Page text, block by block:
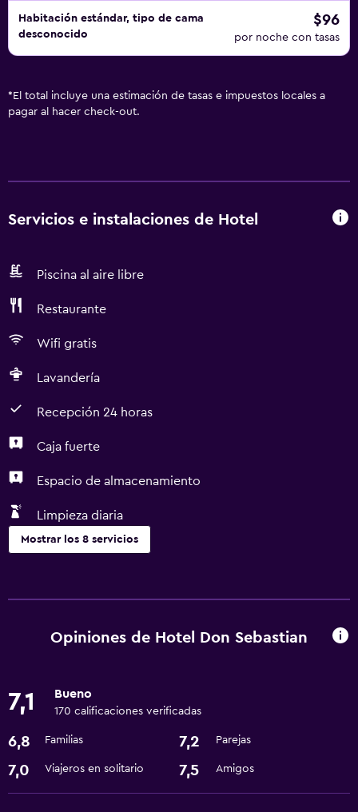
Habitación estándar, tipo de cama
desconocido
$96
por noche con tasas
* El total incluye una estimación de tasas e impuestos locales a
pagar al hacer check-out.
Servicios e instalaciones de Hotel
Piscina al aire libre
Restaurante
Wifi gratis
Lavandería
Recepción 24 horas
Caja fuerte
Espacio de almacenamiento
Limpieza diaria
Mostrar los 8 servicios
Caja fuerte
Lavandería
Comedor
Restaurante
Opiniones de Hotel Don Sebastian
7,1 Bueno
170 calificaciones verificadas
6,8 Familias 7,2 Parejas
7,0 Viajeros en solitario 7,5 Amigos